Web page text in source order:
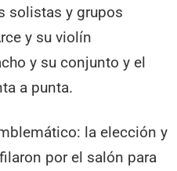
solistas y grupos
y su violín
y su conjunto y el
a punta.
la elección y
por el salón para